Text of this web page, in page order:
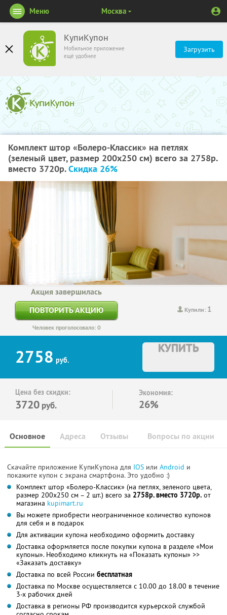
КупиКупон
Мобильное приложение
ещё удобнее
Загрузить
Меню Москва
Комплект штор «Болеро-Классик» на петлях
(зеленый цвет, размер 200х250 см) всего за 2758р.
вместо 3720р.Скидка 26%
Купили: 1
Акция завершилась
ПОВТОРИТЬ АКЦИЮ
Человек проголосовало: 0
2758 руб.
КУПИТЬ
Цена без скидки:
3720 руб.
Экономия:
26%
Основное Отзывы Вопросы по акции
Адреса
Скачайте приложение КупиКупона для IOS или Android и
покажите купон с экрана смартфона. Это удобно :)
Комплект штор «Болеро-Классик» (на петлях, зеленого цвета,
размер 200х250 см – 2 шт.) всего за 2758р. вместо 3720р. от
магазина kupimart.ru
Вы можете приобрести неограниченное количество купонов
для себя и в подарок
Для активации купона необходимо оформить доставку
Доставка оформляется после покупки купона в разделе «Мои
купоны». Необходимо кликнуть на «Показать купоны» >>
«Заказать доставку»
Доставка по всей России бесплатная
Доставка по Москве осуществляется с 10.00 до 18.00 в течение
3-х рабочих дней
Доставка в регионы РФ производится курьерской службой